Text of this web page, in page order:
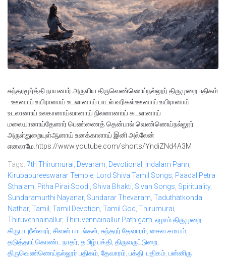
சுந்தரமூர்த்தி நாயனார் அருளிய திருவெண்ணெய்நல்லூர் திருமுறை பதிகம்
- ஊனாய் உயிரானாய் உடலானாய் பாடல் வரிகள்ஊனாய் உயிரானாய்
உடலானாய் உலகானாய்வானாய் நிலனானாய் கடலானாய்
மலையானாய்தேனார் பெண்ணைத் தென்பால் வெண்ணெய்நல்லூர்
அருள்துறையுள்ஆனாய் உனக்காளாய் இனி அல்லேன்
எனலாமே.https://www.youtube.com/shorts/YndiZNd4A3M
Tags: 7th Thirumurai, Devaram, Devotional , Indalam Pann,
Kirubapureeswarar Temple, Lord Shiva Tamil Songs, Paadal Petra
Sthalam, Pitha Pirai Soodi, Shiva Bhakti, Sivan Songs, Spirituality,
Sundaramurthi Nayanar, Sundarar Thevaram, Taduthatkonda
Nathar, Tamil , Tamil Devotion, Tamil God, Thirumurai,
Thiruvennainallur, Thiruvennainallur Pathigam, ஏழாம் திருமுறை,
கிருபாபுரீஸ்வரர், சிவன் பாடல்கள், சுந்தரர் தேவாரம், சைவ சமயம்,
தடுத்தாட்கொண்ட நாதர், தமிழ் பக்தி, திருவருட்டுறை,
திருவெண்ணெய்நல்லூர் பதிகம், தேவாரம், பக்தி, பதிகம், பன்னிரு